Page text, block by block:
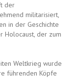
der
militarisiert,
in der Geschichte
Holocaust, der zum
Weltkrieg wurde
führenden Köpfe